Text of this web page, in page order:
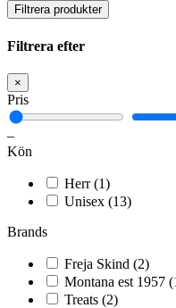
Filtrera produkter
Filtrera efter
×
Pris
–
Kön
Herr (1)
Unisex (13)
Brands
Freja Skind (2)
Montana est 1957
Treats (2)